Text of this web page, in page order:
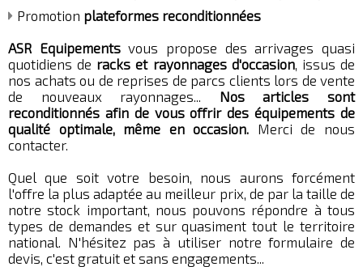
Promotion plateformes reconditionnées
ASR Equipementsvous propose des arrivages quasi
quotidiens de racks et rayonnages d'occasion, issus de
nos achats ou de reprises de parcs clients lors de vente
de nouveaux rayonnages... Nos articles sont
reconditionnés afin de vous offrir des équipements de
qualité optimale, même en occasion. Merci de nous
contacter.
Quel que soit votre besoin, nous aurons forcément
l'offre la plus adaptée au meilleur prix, de par la taille de
notre stock important, nous pouvons répondre à tous
types de demandes et sur quasiment tout le territoire
national. N'hésitez pas à utiliser notre formulaire de
devis, c'est gratuit et sans engagements...